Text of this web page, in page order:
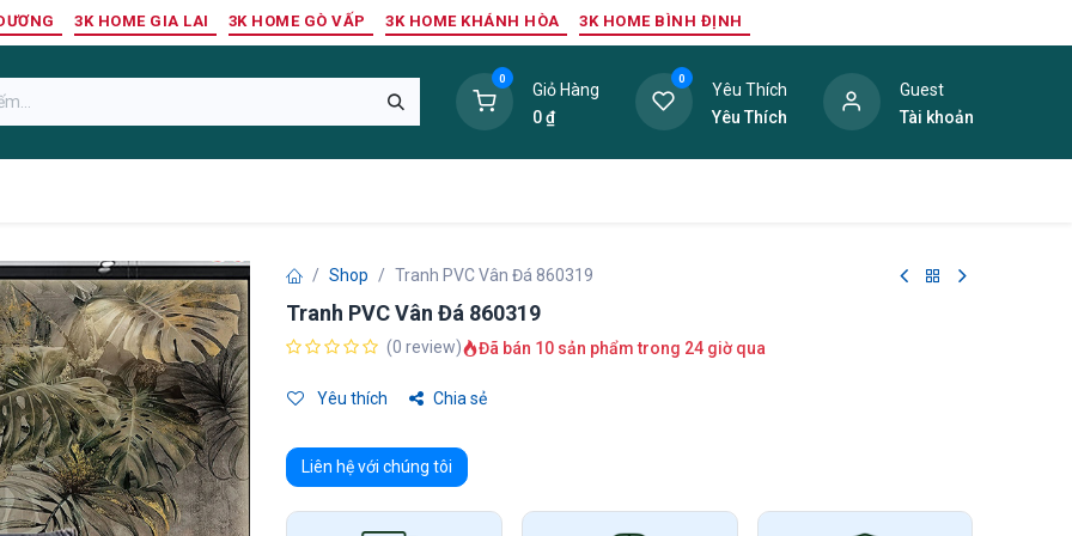
3K HOME GIA LAI 3K HOME GÒ VẤP 3K HOME KHÁNH HÒA 3K HOME BÌNH ĐỊNH
0
Giỏ Hàng
0₫
0
Yêu Thích
Yêu Thích
Guest
Tài khoản
Shop Tranh PVC Vân Đá 860319
Tranh PVC Vân Đá 860319
(0 review) Đã bán 10 sản phẩm trong 24 giờ qua
Yêu thích Chia sẻ
Liên hệ với chúng tôi